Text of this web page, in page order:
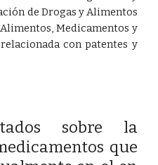
de Drogas y Alimentos
Alimentos, Medicamentos y
con patentes y
sobre la
que